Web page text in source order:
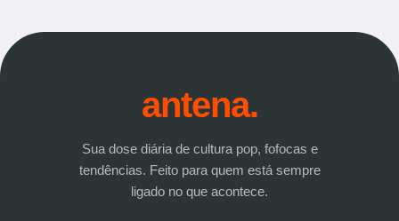
antena.
Sua dose diária de cultura pop, fofocas e
tendências. Feito para quem está sempre
ligado no que acontece.